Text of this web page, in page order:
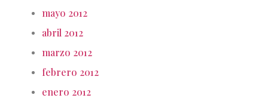
mayo 2012
abril 2012
marzo 2012
febrero 2012
enero 2012